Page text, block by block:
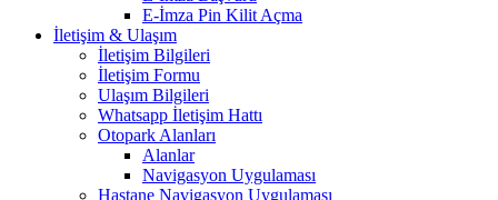
E-İmza Pin Kilit Açma
İletişim & Ulaşım
İletişim Bilgileri
İletişim Formu
Ulaşım Bilgileri
Whatsapp İletişim Hattı
Otopark Alanları
Alanlar
Navigasyon Uygulaması
Hastane Navigasyon Uygulaması